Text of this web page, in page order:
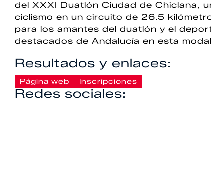
del XXXI Duatlón Ciudad de Chiclana,
ciclismo en un circuito de 26.5
para los amantes del duatlón y el
destacados de Andalucía en esta
Resultados y enlaces:
Página web Inscripciones
Redes sociales: